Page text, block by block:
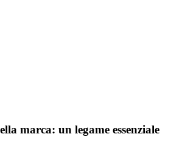
marca: un legame essenziale